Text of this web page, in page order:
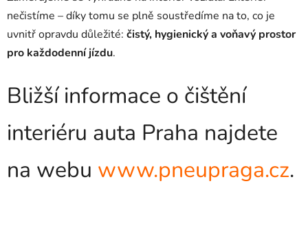
nečistíme – díky tomu se plně soustředíme na to, co je
uvnitř opravdu důležité: čistý, hygienický a voňavý prostor
pro každodenní jízdu.
Bližší informace o čištění
interiéru auta Praha najdete
na webu www.pneupraga.cz.